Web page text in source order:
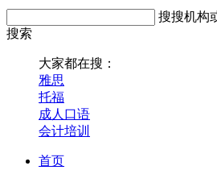
搜搜机构
搜索
大家都在搜：
雅思
托福
成人口语
会计培训
首页